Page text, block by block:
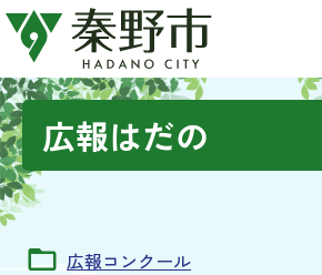
広報はだの
広報コンクール